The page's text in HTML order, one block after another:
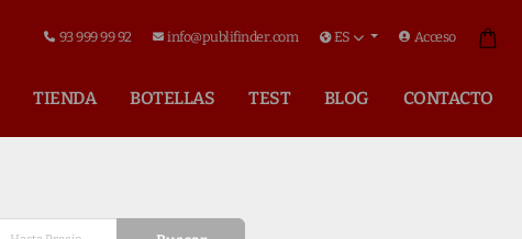
93 999 99 92 info@publifinder.com ES Acceso
TIENDA BOTELLAS TEST BLOG CONTACTO